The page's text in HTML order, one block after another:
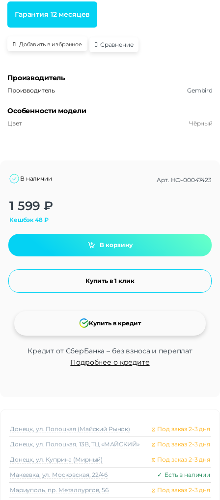
Гарантия 12 месяцев
Добавить в избранное Сравнение
Производитель
Производитель Gembird
Особенности модели
Цвет Чёрный
В наличии Арт. НФ-00047423
1 599 ₽
Кешбэк48₽
В корзину
Купить в 1 клик
Кредит от СберБанка – без взноса и переплат
Подробнее о кредите
Купить в кредит
Alternative:
Донецк, ул. Полоцкая (Майский Рынок) ⧖ Под заказ 2-3 дня
Донецк, ул. Полоцкая, 13В, ТЦ «МАЙСКИЙ» ⧖ Под заказ 2-3 дня
Донецк, ул. Куприна (Мирный) ⧖ Под заказ 2-3 дня
Макеeвка, ул. Московская, 22/46 ✓ Есть в наличии
Мариуполь, пр. Металлургов, 56 ⧖ Под заказ 2-3 дня